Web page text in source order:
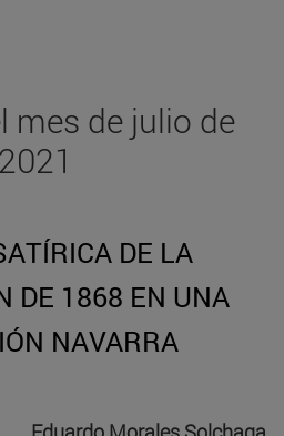
mes de julio de
2021
DE LA
DE 1868 EN UNA
NAVARRA